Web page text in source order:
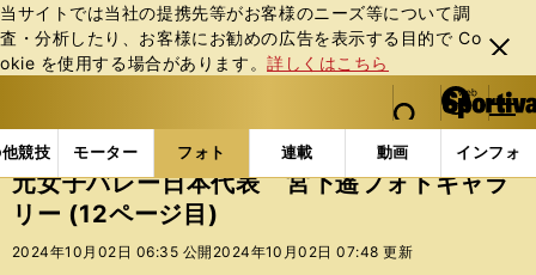
当サイトでは当社の提携先等がお客様のニーズ等について調
査・分析したり、お客様にお勧めの広告を表⽰する⽬的で Co
okie を使⽤する場合があります。詳しくはこちら
閉じ
る
web Sportiva (webスポルティーバ)
検索
マイペ
ー
ジ
メニュ
競技 モーター フォト 連載 動画 インフォ
b
ス
ポ
ル
フォトギャラリー コラムフォト 元女子バレー日本
元女子バレー日本代表 宮下遥フォトギャラ
リー (12ページ目)
2024年10月02日 06:35 公開 2024年10月02日 07:48 更新